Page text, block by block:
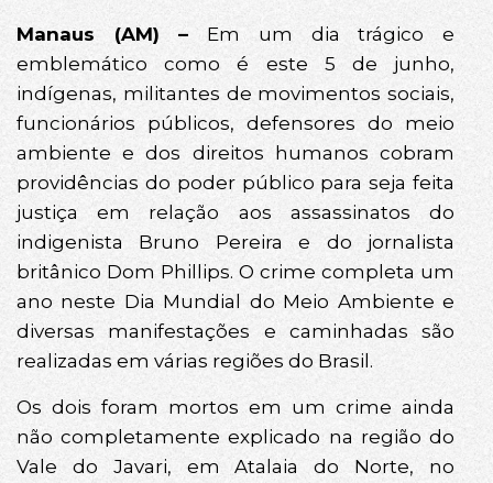
Manaus (AM) – Em um dia trágico e
emblemático como é este 5 de junho,
indígenas, militantes de movimentos sociais,
funcionários públicos, defensores do meio
ambiente e dos direitos humanos cobram
providências do poder público para seja feita
justiça em relação aos assassinatos do
indigenista Bruno Pereira e do jornalista
britânico Dom Phillips. O crime completa um
ano neste Dia Mundial do Meio Ambiente e
diversas manifestações e caminhadas são
realizadas em várias regiões do Brasil.
Os dois foram mortos em um crime ainda
não completamente explicado na região do
Vale do Javari, em Atalaia do Norte, no